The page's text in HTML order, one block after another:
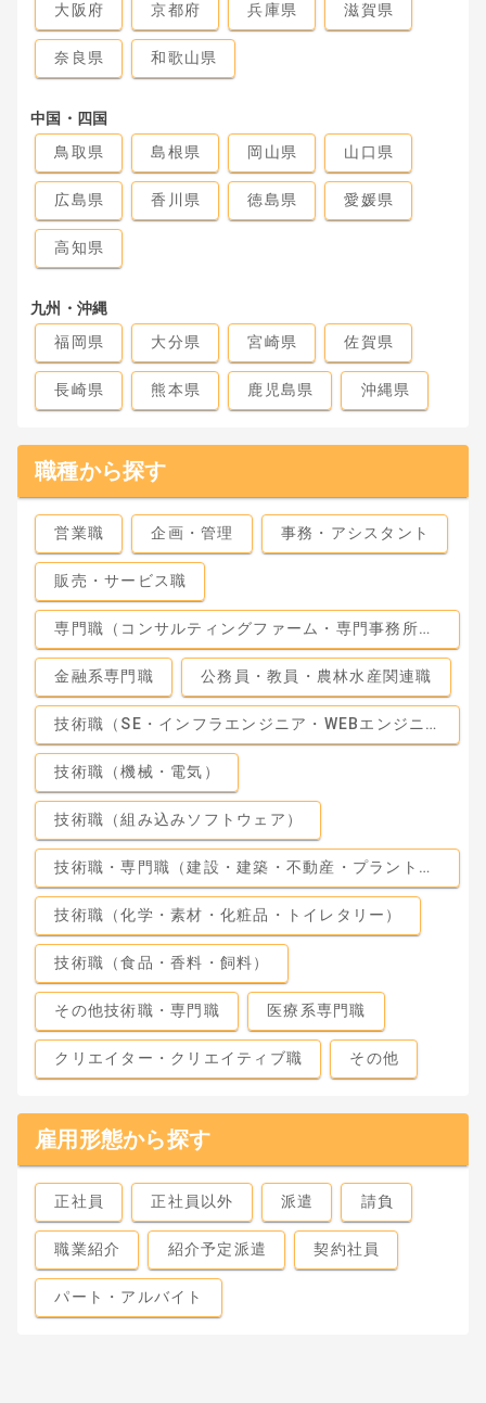
大阪府
京都府 兵庫県 滋賀県
奈良県 和歌山県
中国・四国
鳥取県
島根県 岡山県 山口県
広島県 香川県 徳島県 愛媛県
高知県
九州・沖縄
福岡県
大分県 宮崎県 佐賀県
長崎県 熊本県 鹿児島県 沖縄県
職種から探す
営業職 企画・管理 事務・アシスタント
販売・サービス職
専門職（コンサルティングファーム・専門事務所・監査法人）
金融系専門職 公務員・教員・農林水産関連職
技術職（SE・インフラエンジニア・WEBエンジニア）
技術職（機械・電気）
技術職（組み込みソフトウェア）
技術職・専門職（建設・建築・不動産・プラント・工場）
技術職（化学・素材・化粧品・トイレタリー）
技術職（食品・香料・飼料）
その他技術職・専門職 医療系専門職
クリエイター・クリエイティブ職 その他
雇用形態から探す
正社員 正社員以外 派遣 請負
職業紹介 紹介予定派遣 契約社員
パート・アルバイト